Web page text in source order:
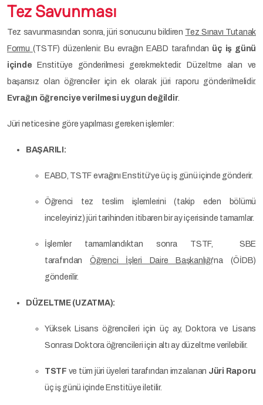
Tez Savunması
Tez savunmasından sonra, jüri sonucunu bildiren Tez Sınavı Tutanak
Formu (TSTF) düzenlenir. Bu evrağın EABD tarafından üç iş günü
içinde Enstitüye gönderilmesi gerekmektedir. Düzeltme alan ve
başarısız olan öğrenciler için ek olarak jüri raporu gönderilmelidir.
Evrağın öğrenciye verilmesi uygun değildir.
Jüri neticesine göre yapılması gereken işlemler:
BAŞARILI:
EABD, TSTF evrağını Enstitü'ye üç iş günü içinde gönderir.
Öğrenci tez teslim işlemlerini (takip eden bölümü
inceleyiniz) jüri tarihinden itibaren bir ay içerisinde tamamlar.
İşlemler tamamlandıktan sonra TSTF, SBE
tarafındanÖğrenci İşleri Daire Başkanlığı'na (ÖİDB)
gönderilir.
DÜZELTME (UZATMA):
Yüksek Lisans öğrencileri için üç ay, Doktora ve Lisans
Sonrası Doktora öğrencileri için altı ay düzeltme verilebilir.
TSTF ve tüm jüri üyeleri tarafından imzalanan Jüri Raporu
üç iş günü içinde Enstitüye iletilir.